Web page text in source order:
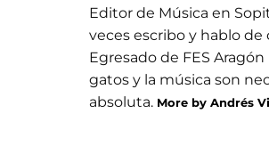
Editor de Música en
veces escribo y hablo de
Egresado de FES Aragón
gatos y la música son
absoluta. More by Andrés